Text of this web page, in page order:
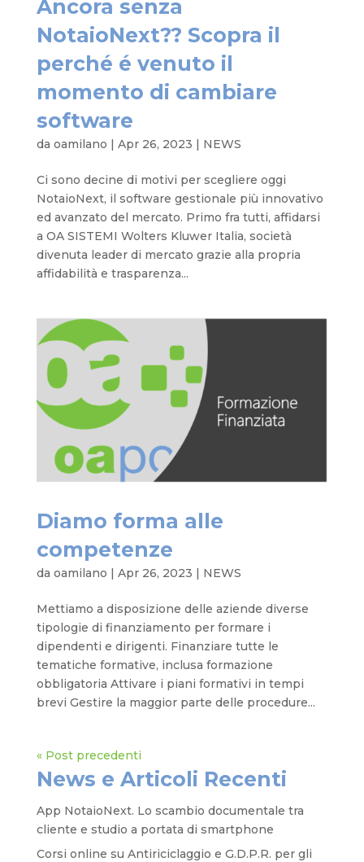
Ancora senza
NotaioNext?? Scopra il
perché é venuto il
momento di cambiare
software
da oamilano | Apr 26, 2023 | NEWS
Ci sono decine di motivi per scegliere oggi
NotaioNext, il software gestionale più innovativo
ed avanzato del mercato. Primo fra tutti, affidarsi
a OA SISTEMI Wolters Kluwer Italia, società
divenuta leader di mercato grazie alla propria
affidabilità e trasparenza...
Diamo forma alle
competenze
da oamilano | Apr 26, 2023 | NEWS
Mettiamo a disposizione delle aziende diverse
tipologie di finanziamento per formare i
dipendenti e dirigenti. Finanziare tutte le
tematiche formative, inclusa formazione
obbligatoria Attivare i piani formativi in tempi
brevi Gestire la maggior parte delle procedure...
« Post precedenti
News e Articoli Recenti
App NotaioNext. Lo scambio documentale tra
cliente e studio a portata di smartphone
Corsi online su Antiriciclaggio e G.D.P.R. per gli